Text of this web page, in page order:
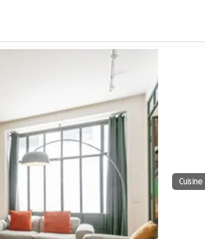
Cuisine